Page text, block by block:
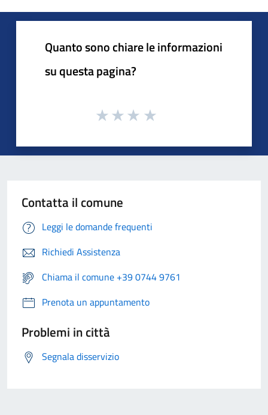
Quanto sono chiare le informazioni
su questa pagina?
Contatta il comune
Leggi le domande frequenti
Richiedi Assistenza
Chiama il comune +39 0744 9761
Prenota un appuntamento
Problemi in città
Segnala disservizio